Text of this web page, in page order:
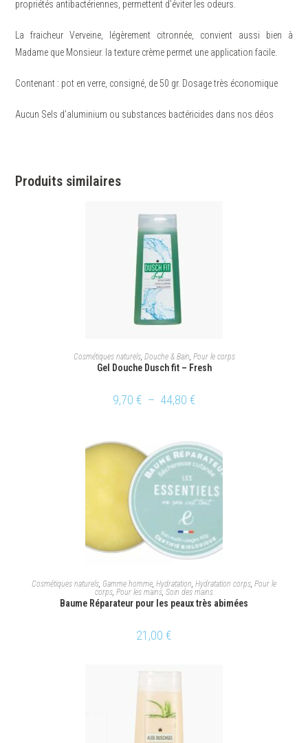
propriétés antibactériennes, permettent d’éviter les odeurs.
La fraicheur Verveine, légèrement citronnée, convient aussi bien à
Madame que Monsieur. la texture crème permet une application facile.
Contenant : pot en verre, consigné, de 50 gr. Dosage très économique
Aucun Sels d’aluminium ou substances bactéricides dans nos déos
Produits similaires
CHOIX DES OPTIONS
Cosmétiques naturels, Douche & Bain, Pour le corps
Gel Douche Dusch fit – Fresh
9,70 € – 44,80 €
AJOUTER AU PANIER
Cosmétiques naturels, Gamme homme, Hydratation, Hydratation corps, Pour le
corps, Pour les mains, Soin des mains
Baume Réparateur pour les peaux très abimées
21,00 €